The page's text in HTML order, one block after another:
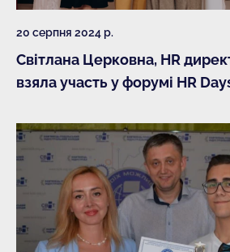
20 серпня 2024 р.
Світлана Церковна, HR
взяла участь у форумі HR